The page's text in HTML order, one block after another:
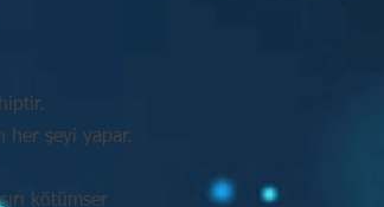
her şeyi yapar.
kötümser